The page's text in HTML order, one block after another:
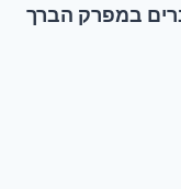
במפרק הברך